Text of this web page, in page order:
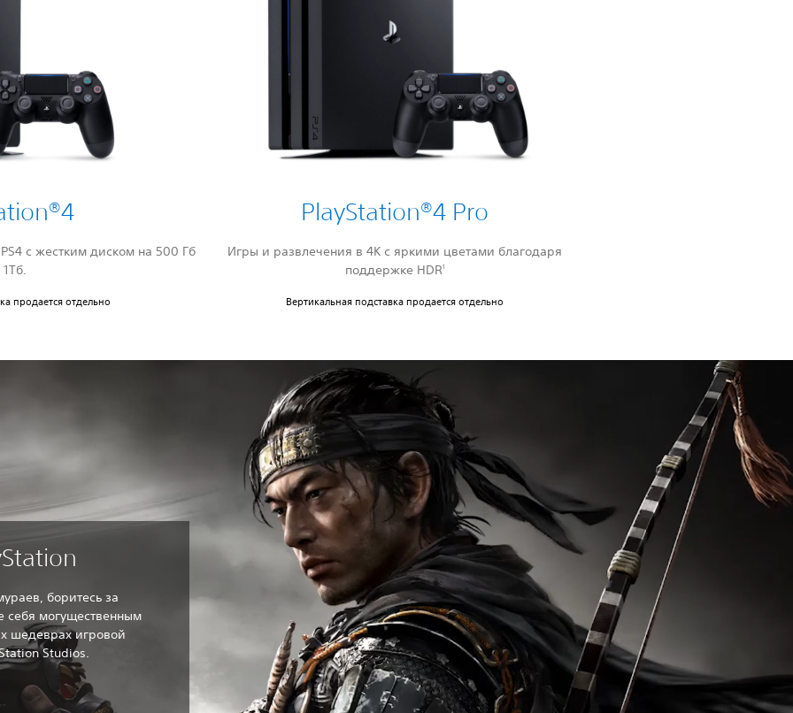
с жестким диском на 500 Гб
продается отдельно
PlayStation®4 Pro
Игры и развлечения в 4К с яркими цветами благодаря
поддержке HDR1
Вертикальная подставка продается отдельно
боритесь за
себя могущественным
шедеврах игровой
Studios.